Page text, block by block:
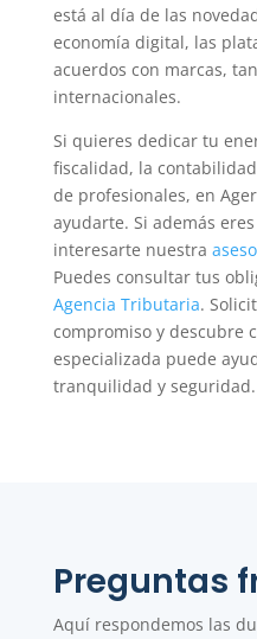
está al día de las
economía digital, las
acuerdos con marcas,
internacionales.
Si quieres dedicar tu
fiscalidad, la
de profesionales, en
ayudarte. Si además
interesarte nuestra
Puedes consultar tus
Agencia Tributaria.
compromiso y descubre
especializada puede
tranquilidad y seguridad.
Preguntas
Aquí respondemos las